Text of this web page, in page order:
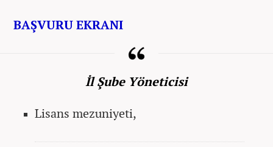
BAŞVURU EKRANI
İl Şube Yöneticisi
Lisans mezuniyeti,